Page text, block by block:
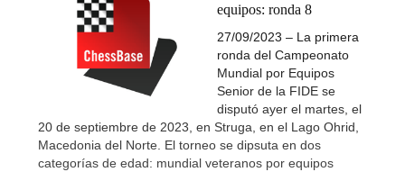
equipos: ronda 8
27/09/2023 – La primera
ronda del Campeonato
Mundial por Equipos
Senior de la FIDE se
disputó ayer el martes, el
20 de septiembre de 2023, en Struga, en el Lago Ohrid,
Macedonia del Norte. El torneo se dipsuta en dos
categorías de edad: mundial veteranos por equipos